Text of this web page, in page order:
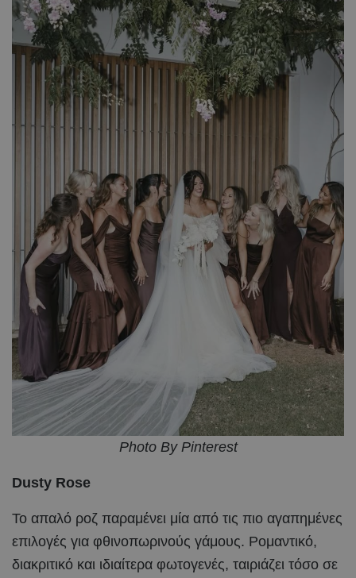
Photo By Pinterest
Dusty Rose
Το απαλό ροζ παραμένει μία από τις πιο αγαπημένες
επιλογές για φθινοπωρινούς γάμους. Ρομαντικό,
διακριτικό και ιδιαίτερα φωτογενές, ταιριάζει τόσο σε